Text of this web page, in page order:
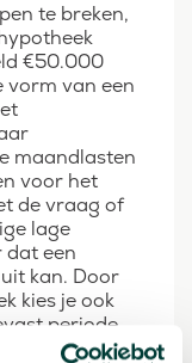
te breken,
€50.000
vorm van een
maandlasten
voor het
de vraag of
lage
dat een
kan. Door
kies je ook
periode